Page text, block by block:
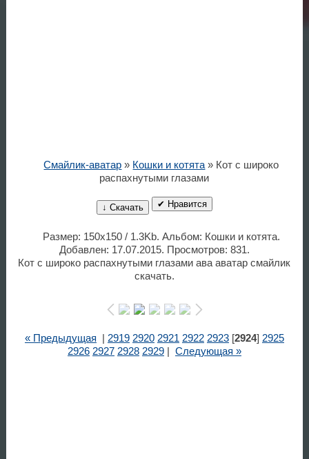
Смайлик-аватар » Кошки и котята » Кот с широко
распахнутыми глазами
↓ Скачать ✔ Нравится
Размер: 150x150 / 1.3Kb. Альбом: Кошки и котята.
Добавлен: 17.07.2015. Просмотров: 831.
Кот с широко распахнутыми глазами ава аватар смайлик
скачать.
« Предыдущая 2919 2920 2921 2922 2923[2924] 2925
2926 2927 2928 2929| Следующая »